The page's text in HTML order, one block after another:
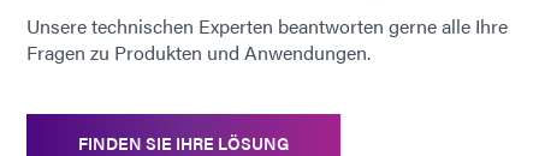
Unsere technischen Experten beantworten gerne alle Ihre
Fragen zu Produkten und Anwendungen.
FINDEN SIE IHRE LÖSUNG